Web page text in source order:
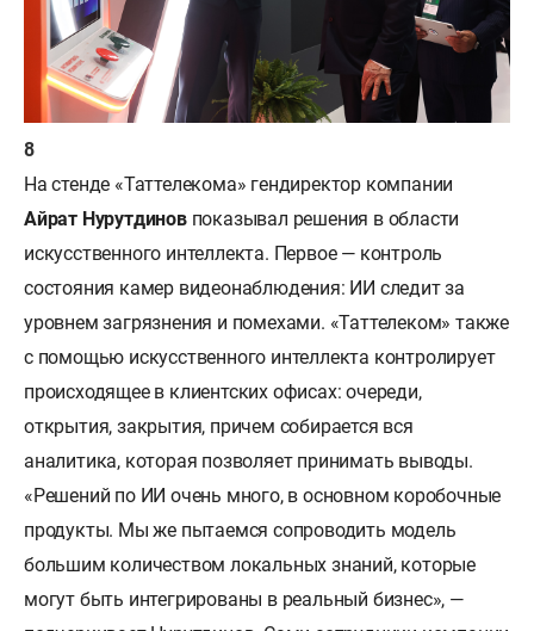
На стенде «Таттелекома» гендиректор компании
Айрат Нурутдинов показывал решения в области
искусственного интеллекта. Первое — контроль
состояния камер видеонаблюдения: ИИ следит за
уровнем загрязнения и помехами. «Таттелеком» также
с помощью искусственного интеллекта контролирует
происходящее в клиентских офисах: очереди,
открытия, закрытия, причем собирается вся
аналитика, которая позволяет принимать выводы.
«Решений по ИИ очень много, в основном коробочные
продукты. Мы же пытаемся сопроводить модель
большим количеством локальных знаний, которые
могут быть интегрированы в реальный бизнес», —